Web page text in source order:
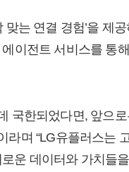
는 연결 경험’을 제
이전트 서비스를 통
국한되었다면, 앞으
라며 “LG유플러스는
운 데이터와 가치들